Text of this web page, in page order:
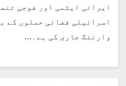
ایرانی ایٹمی اور فوجی
اسرائیلی فضائی حملوں کے
وارننگ جاری کی ہے۔…